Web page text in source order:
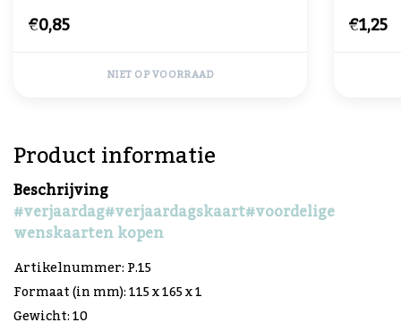
€0,85
NIET OP VOORRAAD
€1,25
Product informatie
Beschrijving
#verjaardag#verjaardagskaart#voordelige
wenskaarten kopen
Artikelnummer: P.15
Formaat (in mm): 115 x 165 x 1
Gewicht: 10